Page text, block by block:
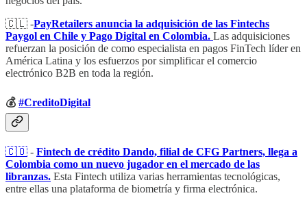
🇨🇱 -PayRetailers anuncia la adquisición de las Fintechs
Paygol en Chile y Pago Digital en Colombia. Las adquisiciones
refuerzan la posición de como especialista en pagos FinTech líder en
América Latina y los esfuerzos por simplificar el comercio
electrónico B2B en toda la región.
💰 #CreditoDigital
🇨🇴 - Fintech de crédito Dando, filial de CFG Partners, llega a
Colombia como un nuevo jugador en el mercado de las
libranzas. Esta Fintech utiliza varias herramientas tecnológicas,
entre ellas una plataforma de biometría y firma electrónica.